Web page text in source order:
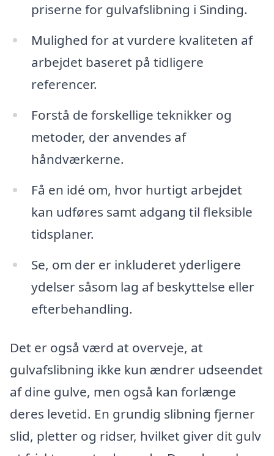
priserne for gulvafslibning i Sinding.
Mulighed for at vurdere kvaliteten af ​​
arbejdet baseret på tidligere
referencer.
Forstå de forskellige teknikker og
metoder, der anvendes af
håndværkerne.
Få en idé om, hvor hurtigt arbejdet
kan udføres samt adgang til fleksible
tidsplaner.
Se, om der er inkluderet yderligere
ydelser såsom lag af beskyttelse eller
efterbehandling.
Det er også værd at overveje, at
gulvafslibning ikke kun ændrer udseendet
af dine gulve, men også kan forlænge
deres levetid. En grundig slibning fjerner
slid, pletter og ridser, hvilket giver dit gulv